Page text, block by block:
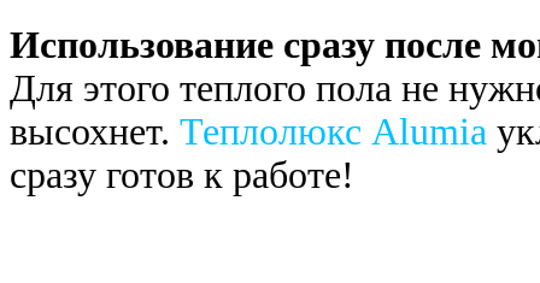
Использование сразу после
Для этого теплого пола не
высохнет. Теплолюкс Alumia
сразу готов к работе!